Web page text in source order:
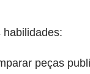
habilidades:
peças